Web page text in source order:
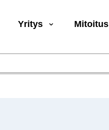
Yritys Mitoitus